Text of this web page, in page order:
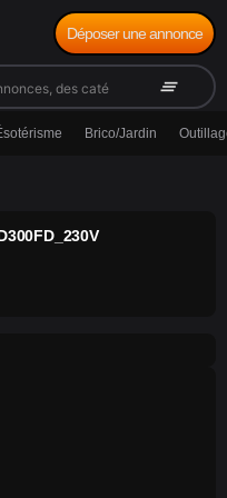
clear_all
Déposer une annonce
Brico/Jardin